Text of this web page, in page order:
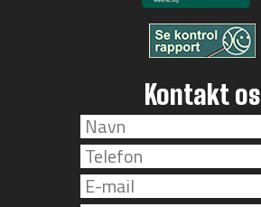
Kontakt os